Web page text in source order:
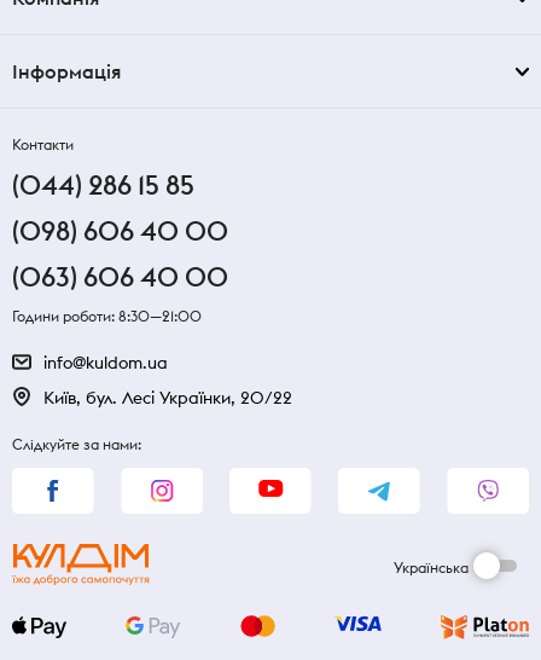
Інформація
Контакти
(044) 286 15 85
(098) 606 40 00
(063) 606 40 00
Години роботи: 8:30—21:00
info@kuldom.ua
Київ, бул. Лесі Українки, 20/22
Слідкуйте за нами:
Українська